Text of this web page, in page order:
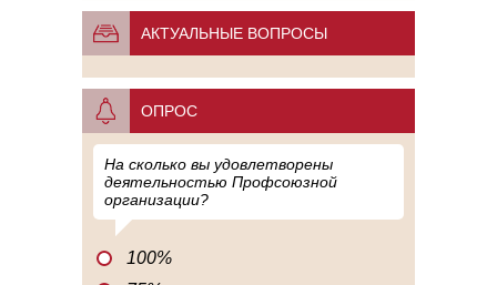
АКТУАЛЬНЫЕ ВОПРОСЫ
ОПРОС
На сколько вы удовлетворены
деятельностью Профсоюзной
организации?
100%